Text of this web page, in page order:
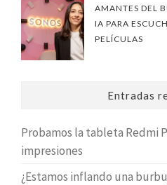
AMANTES DEL
IA PARA
PELÍCULAS
Entradas
Probamos la tableta Redmi
impresiones
¿Estamos inflando una